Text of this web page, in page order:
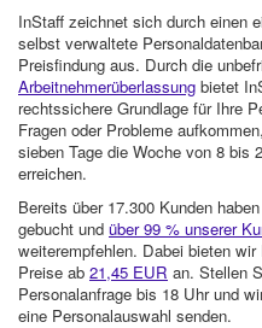
InStaff zeichnet sich durch einen
selbst verwaltete
Preisfindung aus. Durch die
Arbeitnehmerüberlassung bietet
rechtssichere Grundlage für Ihre
Fragen oder Probleme
sieben Tage die Woche von 8 bis
erreichen.
Bereits über 17.300 Kunden
gebucht und über 99 % unserer
weiterempfehlen. Dabei bieten
Preise ab 21,45 EUR an. Stellen
Personalanfrage bis 18 Uhr und
eine Personalauswahl senden.